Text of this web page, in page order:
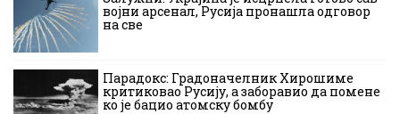
војни арсенал, Русија пронашла одговор
на све
Парадокс: Градоначелник Хирошиме
критиковао Русију, а заборавио да помене
ко је бацио атомску бомбу